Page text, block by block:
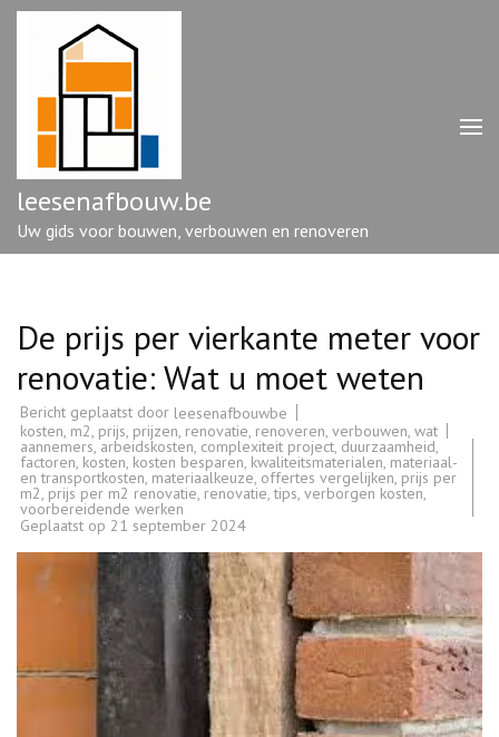
Ga
enter)
leesenafbouw.be
Uw gids voor bouwen, verbouwen en renoveren
De prijs per vierkante meter voor
renovatie: Wat u moet weten
Bericht geplaatst door leesenafbouwbe
kosten, m2, prijs, prijzen, renovatie, renoveren, verbouwen, wat
aannemers,arbeidskosten, complexiteit project, duurzaamheid,
factoren, kosten, kosten besparen, kwaliteitsmaterialen, materiaal-
en transportkosten, materiaalkeuze, offertes vergelijken, prijs per
m2, prijs per m2 renovatie, renovatie,tips, verborgen kosten,
voorbereidende werken
Geplaatst op 21 september 2024